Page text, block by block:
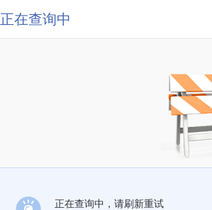
正在查询中
正在查询中，请刷新重试